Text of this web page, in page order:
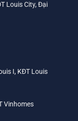
Louis City, Đại
I, KĐT Louis
Vinhomes